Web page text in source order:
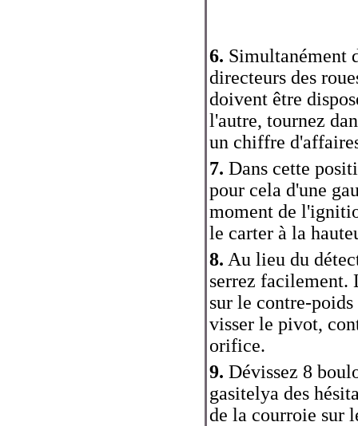
6. Simultanément
directeurs des
doivent être
l'autre, tournez
un chiffre
7. Dans cette
pour cela d'une
moment de
le carter à la
8. Au lieu du
serrez facilement.
sur le contre-
visser le pivot,
orifice.
9. Dévissez 8
gasitelya des
de la courroie sur